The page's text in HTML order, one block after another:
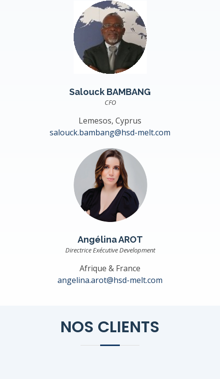
Salouck BAMBANG
CFO
Lemesos, Cyprus
salouck.bambang@hsd-melt.com
Angélina AROT
Directrice Exécutive Development
Afrique & France
angelina.arot@hsd-melt.com
NOS CLIENTS